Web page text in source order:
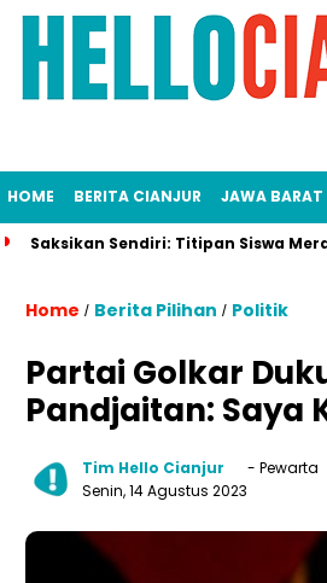
HOME BERITA CIANJUR JAWA BARAT
Sendiri: Titipan Siswa Merajalela,
Home / Berita Pilihan / Politik
Partai Golkar
Pandjaitan: Saya
Tim Hello Cianjur
- Pewarta
Senin, 14 Agustus 2023